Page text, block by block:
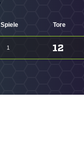
Spiele Tore
1 12